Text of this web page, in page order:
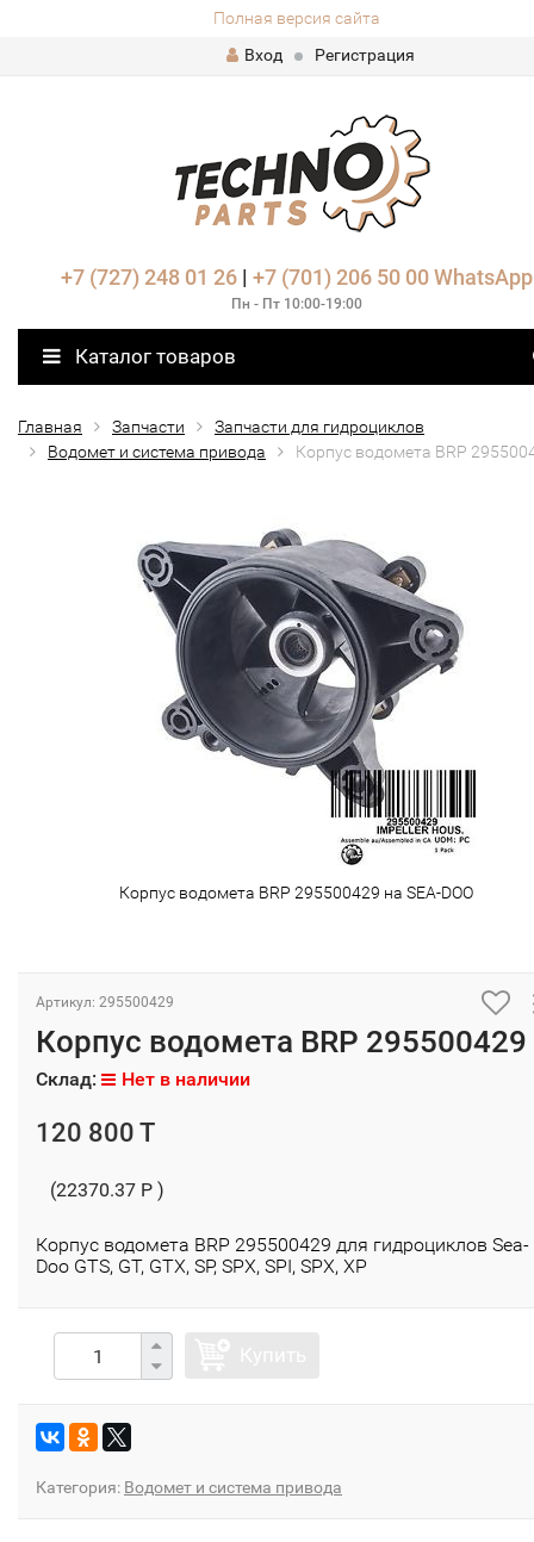
Полная версия сайта
Вход
Регистрация
+7 (727) 248 01 26| +7 (701) 206 50 00 WhatsApp
Пн - Пт 10:00-19:00
Каталог товаров
Главная Запчасти
Запчасти для гидроциклов
Водомет и система привода
Корпус водомета BRP
Корпус водомета BRP 295500429 на SEA-DOO
Артикул: 295500429
Корпус водомета BRP 295500429
Склад: Нет в наличии
120 800 T
(22370.37 P )
Корпус водомета BRP 295500429 для гидроциклов Sea-
Doo GTS, GT, GTХ, SP, SPХ, SPI, SPX, ХР
Категория: Водомет и система привода